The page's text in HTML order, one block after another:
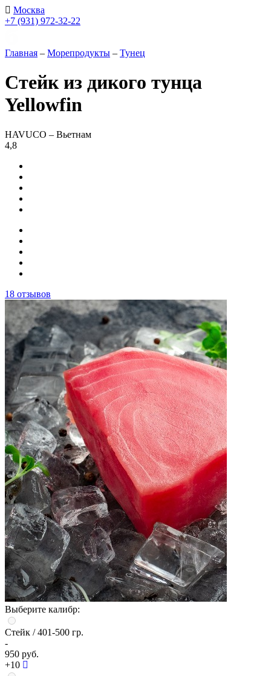
Москва
+7 (931) 972-32-22
Главная – Морепродукты – Тунец
Стейк из дикого тунца
Yellowfin
HAVUCO – Вьетнам
4,8
18 отзывов
Выберите калибр:
Стейк / 401-500 гр.
-
950 руб.
+10